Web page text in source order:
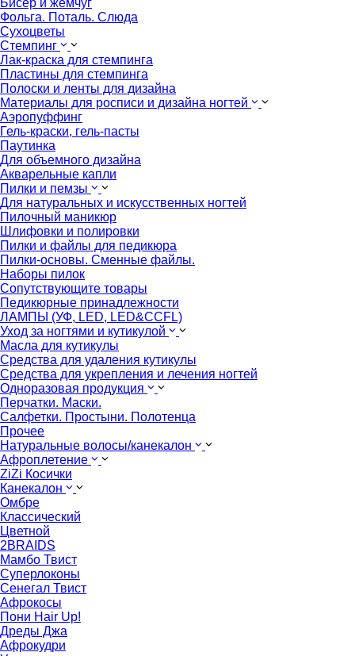
Бисер и жемчуг
Фольга. Поталь. Слюда
Сухоцветы
Стемпинг
Лак-краска для стемпинга
Пластины для стемпинга
Полоски и ленты для дизайна
Материалы для росписи и дизайна ногтей
Аэропуффинг
Гель-краски, гель-пасты
Паутинка
Для объемного дизайна
Акварельные капли
Пилки и пемзы
Для натуральных и искусственных ногтей
Пилочный маникюр
Шлифовки и полировки
Пилки и файлы для педикюра
Пилки-основы. Сменные файлы.
Наборы пилок
Сопутствующите товары
Педикюрные принадлежности
ЛАМПЫ (УФ, LED, LED&CCFL)
Уход за ногтями и кутикулой
Масла для кутикулы
Средства для удаления кутикулы
Средства для укрепления и лечения ногтей
Одноразовая продукция
Перчатки. Маски.
Салфетки. Простыни. Полотенца
Прочее
Натуральные волосы/канекалон
Афроплетение
ZiZi Косички
Канекалон
Омбре
Классический
Цветной
2BRAIDS
Мамбо Твист
Суперлоконы
Сенегал Твист
Афрокосы
Пони Hair Up!
Дреды Джа
Афрокудри